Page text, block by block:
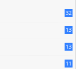
32
13
13
11